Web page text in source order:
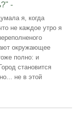
-
я, когда
не каждое утро я
окружающее
полно: и
становится
не в этой